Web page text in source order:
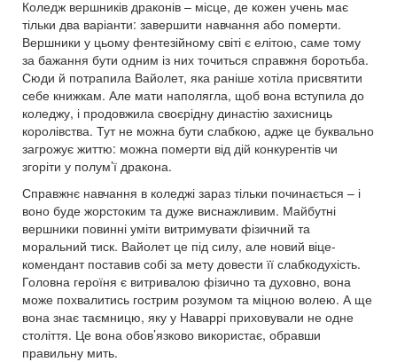
Коледж вершників драконів – місце, де кожен учень має
тільки два варіанти: завершити навчання або померти.
Вершники у цьому фентезійному світі є елітою, саме тому
за бажання бути одним із них точиться справжня боротьба.
Сюди й потрапила Вайолет, яка раніше хотіла присвятити
себе книжкам. Але мати наполягла, щоб вона вступила до
коледжу, і продовжила своєрідну династію захисниць
королівства. Тут не можна бути слабкою, адже це буквально
загрожує життю: можна померти від дій конкурентів чи
згоріти у полум’ї дракона.
Справжнє навчання в коледжі зараз тільки починається – і
воно буде жорстоким та дуже виснажливим. Майбутні
вершники повинні уміти витримувати фізичний та
моральний тиск. Вайолет це під силу, але новий віце-
комендант поставив собі за мету довести її слабкодухість.
Головна героїня є витривалою фізично та духовно, вона
може похвалитись гострим розумом та міцною волею. А ще
вона знає таємницю, яку у Наваррі приховували не одне
століття. Це вона обов’язково використає, обравши
правильну мить.